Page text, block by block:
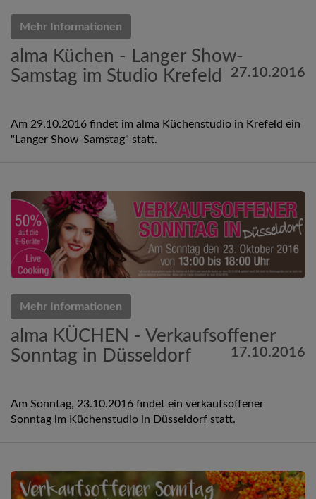
Mehr Informationen
alma Küchen - Langer Show-
Samstag im Studio Krefeld
27.10.2016
Am 29.10.2016 findet im alma Küchenstudio in Krefeld ein
"Langer Show-Samstag" statt.
Mehr Informationen
alma KÜCHEN - Verkaufsoffener
Sonntag in Düsseldorf
17.10.2016
Am Sonntag, 23.10.2016 findet ein verkaufsoffener
Sonntag im Küchenstudio in Düsseldorf statt.